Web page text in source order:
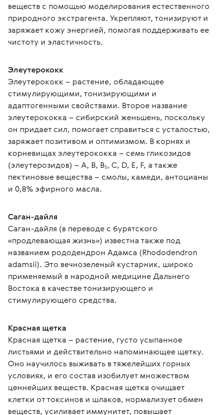
веществ с помощью моделирования естественного
природного экстрагента. Укрепляют, тонизируют и
заряжает кожу энергией, помогая поддерживать ее
чистоту и эластичность.
Элеутерококк
Элеутерококк – растение, обладающее
стимулирующими, тонизирующими и
адаптогенными свойствами. Второе название
элеутерококка – сибирский женьшень, поскольку
он придает сил, помогает справиться с усталостью,
заряжает позитивом и оптимизмом. В корнях и
корневищах элеутерококка – семь гликозидов
(элеутерозидов) – А, В, B₁, С, D, E, F, а также
пектиновые вещества – смолы, камеди, антоцианы
и 0,8% эфирного масла.
Саган-дайля
Саган-дайля (в переводе с бурятского
«продлевающая жизнь») известна также под
названием рододендрон Адамса (Rhododendron
adamsii). Это вечнозеленый кустарник, широко
применяемый в народной медицине Дальнего
Востока в качестве тонизирующего и
стимулирующего средства.
Красная щетка
Красная щетка – растение, густо усыпанное
листьями и действительно напоминающее щетку.
Оно научилось выживать в тяжелейших горных
условиях, и его состав изобилует множеством
ценнейших веществ. Красная щетка очищает
клетки от токсинов и шлаков, нормализует обмен
веществ, усиливает иммунитет, повышает